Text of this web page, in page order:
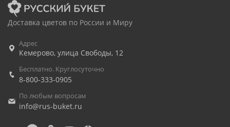
Доставка цветов по России и Миру
Адрес
Кемерово, улица Свободы, 12
Бесплатно. Круглосуточно
8-800-333-0905
По любым вопросам
info@rus-buket.ru